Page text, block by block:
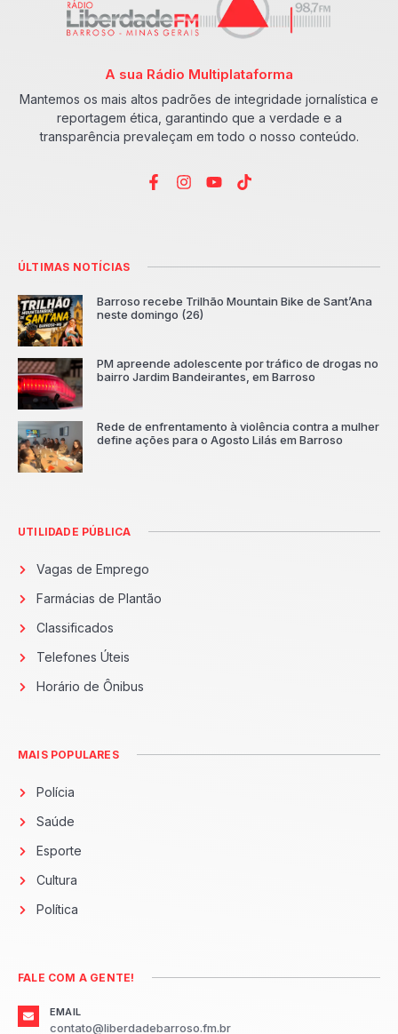
A sua Rádio Multiplataforma
Mantemos os mais altos padrões de integridade jornalística e
reportagem ética, garantindo que a verdade e a
transparência prevaleçam em todo o nosso conteúdo.
ÚLTIMAS NOTÍCIAS
Barroso recebe Trilhão Mountain Bike de Sant’Ana
neste domingo (26)
PM apreende adolescente por tráfico de drogas no
bairro Jardim Bandeirantes, em Barroso
Rede de enfrentamento à violência contra a mulher
define ações para o Agosto Lilás em Barroso
UTILIDADE PÚBLICA
Vagas de Emprego
Farmácias de Plantão
Classificados
Telefones Úteis
Horário de Ônibus
MAIS POPULARES
Polícia
Saúde
Esporte
Cultura
Política
FALE COM A GENTE!
EMAIL
contato@liberdadebarroso.fm.br